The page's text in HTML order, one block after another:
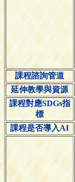
課程諮詢管道
延伸教學與資源
課程對應SDGs指
標
課程是否導入AI